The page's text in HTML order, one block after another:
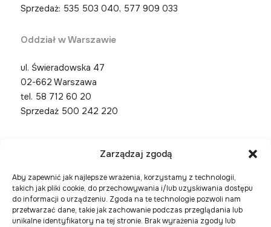
Zarządzaj zgodą
Aby zapewnić jak najlepsze wrażenia, korzystamy z technologii,
takich jak pliki cookie, do przechowywania i/lub uzyskiwania dostępu
do informacji o urządzeniu. Zgoda na te technologie pozwoli nam
przetwarzać dane, takie jak zachowanie podczas przeglądania lub
unikalne identyfikatory na tej stronie. Brak wyrażenia zgody lub
Sprzedaż: 535 503 040, 577 909 033
Oddział w Warszawie
ul. Świeradowska 47
02-662 Warszawa
tel. 58 712 60 20
Sprzedaż 500 242 220